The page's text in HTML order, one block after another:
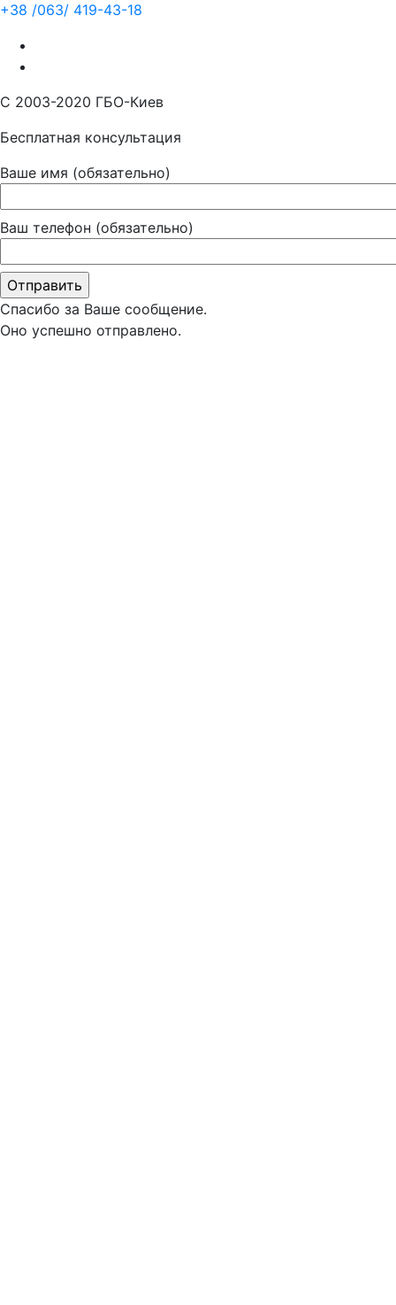
+38 /063/ 419-43-18
С 2003-2020 ГБО-Киев
Бесплатная консультация
Ваше имя (обязательно)
Ваш телефон (обязательно)
Спасибо за Ваше сообщение.
Оно успешно отправлено.